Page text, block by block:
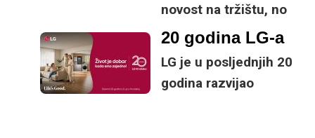
novost na tržištu, no
svakako su niša s
obzirom na svoju
cijenu, kao i
ekstremnu plastičnost
20 godina LG-a
LG je u posljednjih 20
godina razvijao